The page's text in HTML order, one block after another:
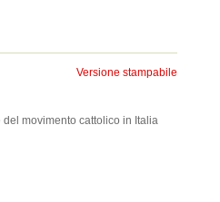
Versione stampabile
movimento cattolico in Italia